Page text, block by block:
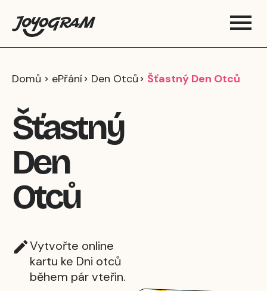
Domů ePřání Den Otců Šťastný Den Otců
Šťastný
Den
Otců
Vytvořte online
kartu ke Dni otců
během pár vteřin.